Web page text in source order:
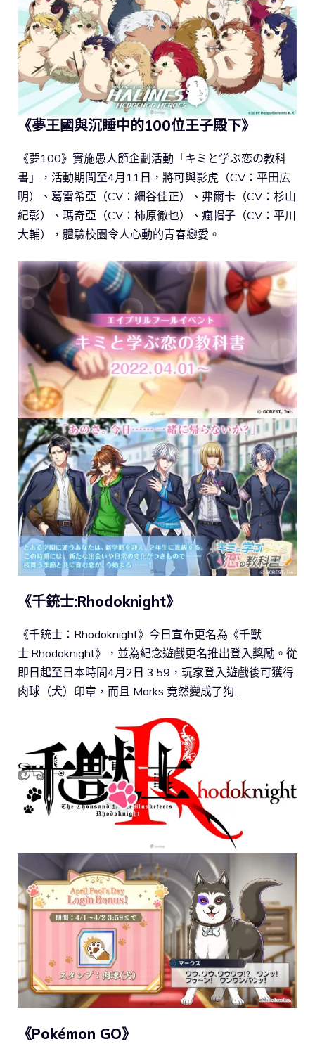
《夢王國與沉睡中的100位王子殿下》
《夢100》實施愚人節企劃活動「キミと学ぶ恋の教科
書」，活動期間至4月11日，將可與影虎（CV：平田広
明）、葛雷希亞（CV：細谷佳正）、弗爾卡（CV：杉山
紀彰）、瑪奇亞（CV：柿原徹也）、瘋帽子（CV：平川
大輔），體驗校園令人心動的青春戀愛。
《千銃士:Rhodoknight》
《千銃士：Rhodoknight》今日宣布更名為《千獸
士:Rhodoknight》，並為紀念遊戲更名推出登入獎勵。從
即日起至日本時間4月2日 3:59，玩家登入遊戲後可獲得
肉球（犬）印章，而且 Marks 竟然變成了狗…
《Pokémon GO》